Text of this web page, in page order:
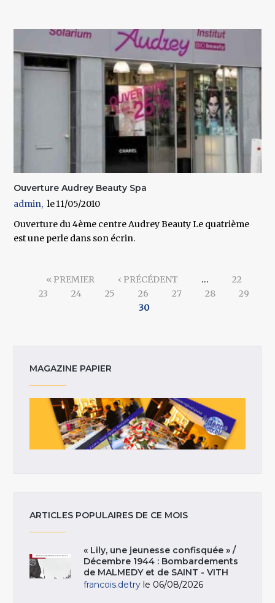
Ouverture Audrey Beauty Spa
admin
11/05/2010
Ouverture du 4ème centre Audrey Beauty Le quatrième
est une perle dans son écrin.
« PREMIER ‹ PRÉCÉDENT …
22
23
24 25 26 27 28
29
30
MAGAZINE PAPIER
ARTICLES POPULAIRES DE CE MOIS
« Lily, une jeunesse confisquée » /
Décembre 1944 : Bombardements
de MALMEDY et de SAINT - VITH
francois.detry le 06/08/2026